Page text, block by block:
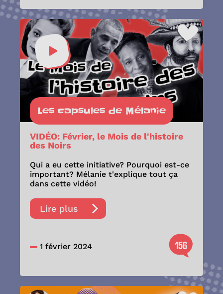
Les capsules de Mélanie
VIDÉO: Février, le Mois de l'histoire
des Noirs
Qui a eu cette initiative? Pourquoi est-ce
important? Mélanie t'explique tout ça
dans cette vidéo!
Lire plus
1 février 2024 156